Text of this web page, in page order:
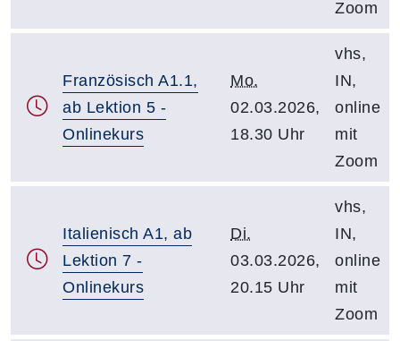
Zoom
Französisch A1.1,
ab Lektion 5 -
Onlinekurs
Mo.
02.03.2026,
18.30 Uhr
vhs,
IN,
online
mit
Zoom
Italienisch A1, ab
Lektion 7 -
Onlinekurs
Di.
03.03.2026,
20.15 Uhr
vhs,
IN,
online
mit
Zoom